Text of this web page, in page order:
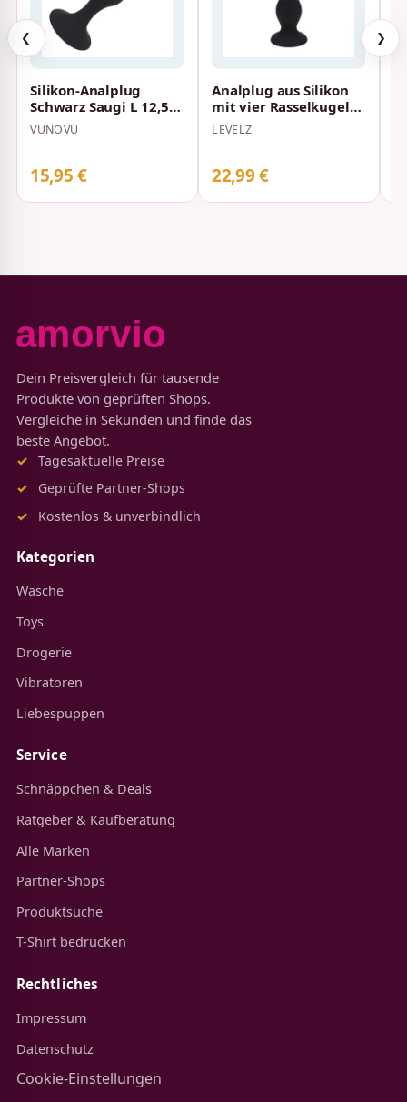
❮
Silikon-Analplug
Schwarz Saugi L 12,5
CM
VUNOVU
15,95 €
Analplug aus Silikon
mit vier Rasselkugeln
Schwarz XL
LEVELZ
22,99 €
❯
Dein Preisvergleich für tausende
Produkte von geprüften Shops.
Vergleiche in Sekunden und finde das
beste Angebot.
Tagesaktuelle Preise
Geprüfte Partner-Shops
Kostenlos & unverbindlich
Kategorien
Wäsche
Toys
Drogerie
Vibratoren
Liebespuppen
Service
Schnäppchen & Deals
Ratgeber & Kaufberatung
Alle Marken
Partner-Shops
Produktsuche
T-Shirt bedrucken
Rechtliches
Impressum
Datenschutz
Cookie-Einstellungen